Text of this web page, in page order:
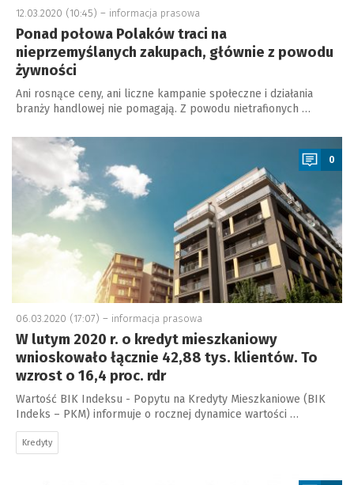
12.03.2020 (10:45) – informacja prasowa
Ponad połowa Polaków traci na
nieprzemyślanych zakupach, głównie z powodu
żywności
Ani rosnące ceny, ani liczne kampanie społeczne i działania
branży handlowej nie pomagają. Z powodu nietrafionych …
a
0
06.03.2020 (17:07) – informacja prasowa
W lutym 2020 r. o kredyt mieszkaniowy
wnioskowało łącznie 42,88 tys. klientów. To
wzrost o 16,4 proc. rdr
Wartość BIK Indeksu - Popytu na Kredyty Mieszkaniowe (BIK
Indeks – PKM) informuje o rocznej dynamice wartości …
Kredyty